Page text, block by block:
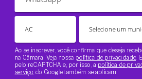
Ao se inscrever, você confirma que deseja
na Câmara. Veja nossa política de privacidade
pelo reCAPTCHA e, por isso, a política de
serviço do Google também se aplicam.